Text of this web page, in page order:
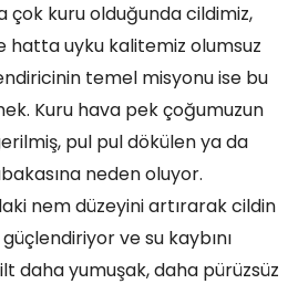
çok kuru olduğunda cildimiz,
hatta uyku kalitemiz olumsuz
temel misyonu ise bu
Kuru hava pek çoğumuzun
pul pul dökülen ya da
neden oluyor.
nem düzeyini artırarak cildin
ve su kaybını
daha yumuşak, daha pürüzsüz